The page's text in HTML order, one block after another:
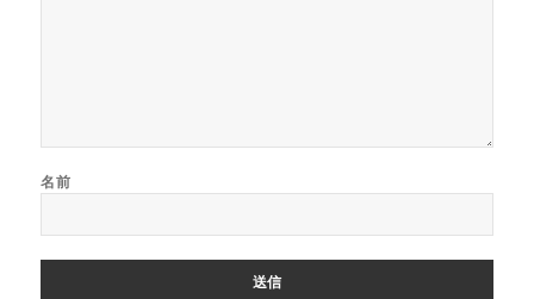
名前